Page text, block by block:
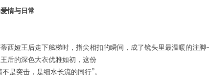
情与日常
西娅王后走下舷梯时，指尖相扣的瞬间，成了镜头里最温暖的注
后的深色大衣优雅如初，这份
是突击，是细水长流的同行”。